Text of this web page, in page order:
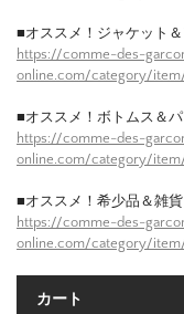
■オススメ！ジャケット
https://comme-des-
online.com/category/
■オススメ！ボトムス＆
https://comme-des-
online.com/category/
■オススメ！希少品＆雑
https://comme-des-
online.com/category/
カート